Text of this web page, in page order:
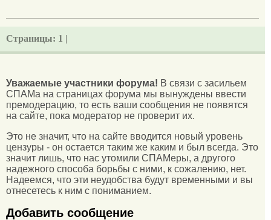
Страницы: 1 |
Уважаемые участники форума! В связи с засильем
СПАМа на страницах форума мы вынуждены ввести
премодерацию, то есть ваши сообщения не появятся
на сайте, пока модератор не проверит их.
Это не значит, что на сайте вводится новый уровень
цензуры - он остается таким же каким и был всегда. Это
значит лишь, что нас утомили СПАМеры, а другого
надежного способа борьбы с ними, к сожалению, нет.
Надеемся, что эти неудобства будут временными и вы
отнесетесь к ним с пониманием.
Добавить сообщение